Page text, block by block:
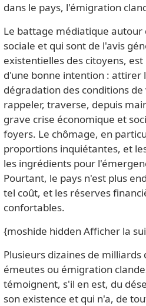
dans le pays, l'émigration
Le battage médiatique
sociale et qui sont de l'avis
existentielles des citoyens,
d'une bonne intention : attirer
dégradation des conditions
rappeler, traverse, depuis
grave crise économique et
foyers. Le chômage, en
proportions inquiétantes, et
les ingrédients pour
Pourtant, le pays n'est plus
tel coût, et les réserves
confortables.
{moshide hidden Afficher la
Plusieurs dizaines de
émeutes ou émigration
témoignent, s'il en est, du
son existence et qui n'a, de